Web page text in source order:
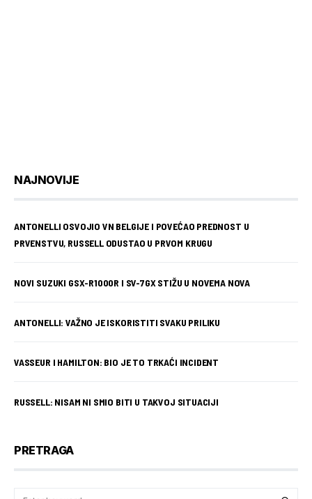
NAJNOVIJE
ANTONELLI OSVOJIO VN BELGIJE I POVEĆAO PREDNOST U
PRVENSTVU, RUSSELL ODUSTAO U PRVOM KRUGU
NOVI SUZUKI GSX-R1000R I SV-7GX STIŽU U NOVEMA NOVA
ANTONELLI: VAŽNO JE ISKORISTITI SVAKU PRILIKU
VASSEUR I HAMILTON: BIO JE TO TRKAĆI INCIDENT
RUSSELL: NISAM NI SMIO BITI U TAKVOJ SITUACIJI
PRETRAGA